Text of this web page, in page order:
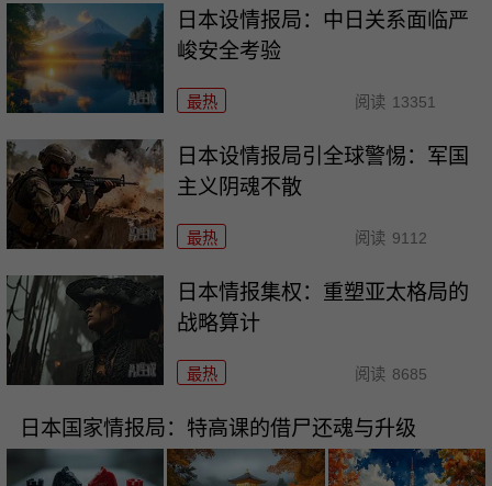
日本设情报局：中日关系面临严
峻安全考验
最热 阅读 13351
日本设情报局引全球警惕：军国
主义阴魂不散
最热 阅读 9112
日本情报集权：重塑亚太格局的
战略算计
最热 阅读 8685
日本国家情报局：特高课的借尸还魂与升级